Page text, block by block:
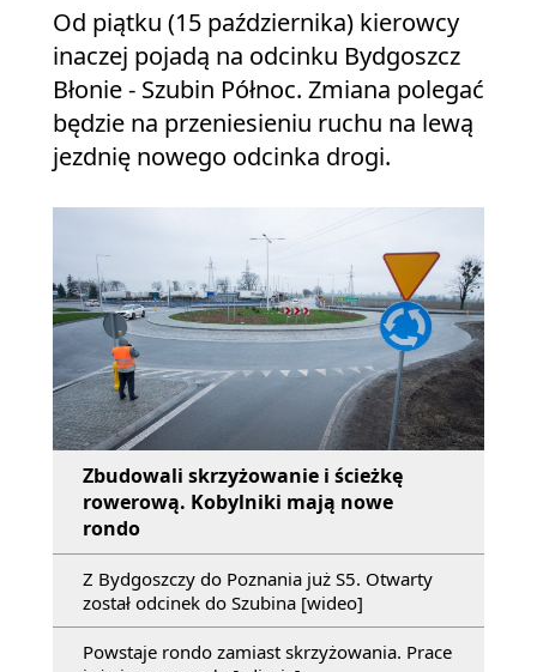
Od piątku (15 października) kierowcy
inaczej pojadą na odcinku Bydgoszcz
Błonie - Szubin Północ. Zmiana polegać
będzie na przeniesieniu ruchu na lewą
jezdnię nowego odcinka drogi.
Zbudowali skrzyżowanie i ścieżkę
rowerową. Kobylniki mają nowe
rondo
Z Bydgoszczy do Poznania już S5. Otwarty
został odcinek do Szubina [wideo]
Powstaje rondo zamiast skrzyżowania. Prace